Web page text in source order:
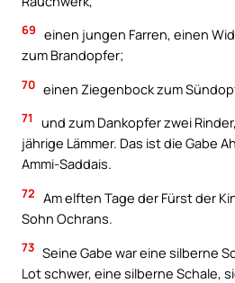
69 einen jungen Farren, einen
zum Brandopfer;
70 einen Ziegenbock zum
71
und zum Dankopfer zwei
jährige Lämmer. Das ist die Gabe
Ammi-Saddais.
72 Am elften Tage der Fürst der
Sohn Ochrans.
73 Seine Gabe war eine silberne
Lot schwer, eine silberne Schale,